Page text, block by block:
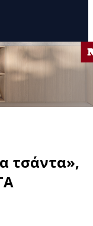
τσάντα»,